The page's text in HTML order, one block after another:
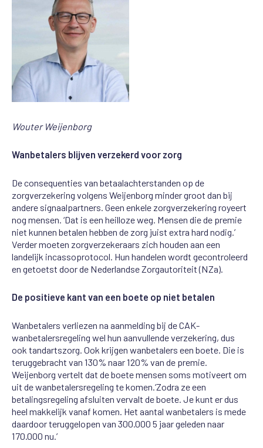
Wouter Weijenborg
Wanbetalers blijven verzekerd voor zorg
De consequenties van betaalachterstanden op de
zorgverzekering volgens Weijenborg minder groot dan bij
andere signaalpartners. Geen enkele zorgverzekering royeert
nog mensen. ‘Dat is een heilloze weg. Mensen die de premie
niet kunnen betalen hebben de zorg juist extra hard nodig.’
Verder moeten zorgverzekeraars zich houden aan een
landelijk incassoprotocol. Hun handelen wordt gecontroleerd
en getoetst door de Nederlandse Zorgautoriteit (NZa).
De positieve kant van een boete op niet betalen
Wanbetalers verliezen na aanmelding bij de CAK-
wanbetalersregeling wel hun aanvullende verzekering, dus
ook tandartszorg. Ook krijgen wanbetalers een boete. Die is
teruggebracht van 130% naar 120% van de premie.
Weijenborg vertelt dat deboetemensen soms motiveert om
uit dewanbetalersregeling tekomen.‘Zodra zeeen
betalingsregeling afsluiten vervalt de boete. Je kunt erdus
heel makkelijk vanaf komen. Het aantal wanbetalers is mede
daardoor teruggelopen van 300.000 5 jaargeleden naar
170.000 nu.’